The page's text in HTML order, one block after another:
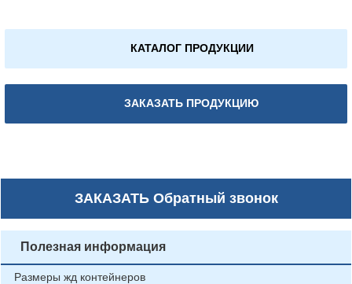
КАТАЛОГ ПРОДУКЦИИ
ЗАКАЗАТЬ ПРОДУКЦИЮ
ЗАКАЗАТЬОбратный звонок
Полезная информация
Размеры жд контейнеров